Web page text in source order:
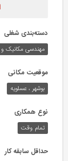
دسته‌بندی شغلی
مهندسی مکانیک
موقعیت مکانی
بوشهر ، عسلویه
نوع همکاری
تمام وقت
حداقل سابقه کار